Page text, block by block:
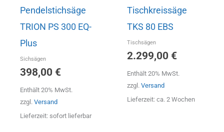
Pendelstichsäge
TRION PS 300 EQ-
Plus
Sichsägen
398,00 €
Enthält 20% MwSt.
zzgl. Versand
Lieferzeit: sofort lieferbar
Tischkreissäge
TKS 80 EBS
Tischsägen
2.299,00 €
Enthält 20% MwSt.
zzgl. Versand
Lieferzeit: ca. 2 Wochen